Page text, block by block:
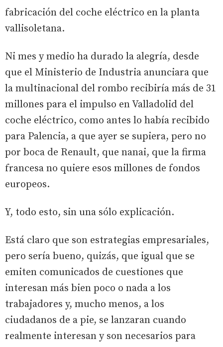
fabricación del coche eléctrico en la planta
vallisoletana.
Ni mes y medio ha durado la alegría, desde
que el Ministerio de Industria anunciara que
la multinacional del rombo recibiría más de 31
millones para el impulso en Valladolid del
coche eléctrico, como antes lo había recibido
para Palencia, a que ayer se supiera, pero no
por boca de Renault, que nanai, que la firma
francesa no quiere esos millones de fondos
europeos.
Y, todo esto, sin una sólo explicación.
Está claro que son estrategias empresariales,
pero sería bueno, quizás, que igual que se
emiten comunicados de cuestiones que
interesan más bien poco o nada a los
trabajadores y, mucho menos, a los
ciudadanos de a pie, se lanzaran cuando
realmente interesan y son necesarios para